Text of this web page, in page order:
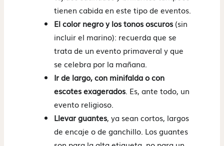
tienen cabida en este tipo de eventos.
El color negro y los tonos oscuros (sin
incluir el marino): recuerda que se
trata de un evento primaveral y que
se celebra por la mañana.
Ir de largo, con minifalda o con
escotes exagerados. Es, ante todo, un
evento religioso.
Llevar guantes, ya sean cortos, largos
de encaje o de ganchillo. Los guantes